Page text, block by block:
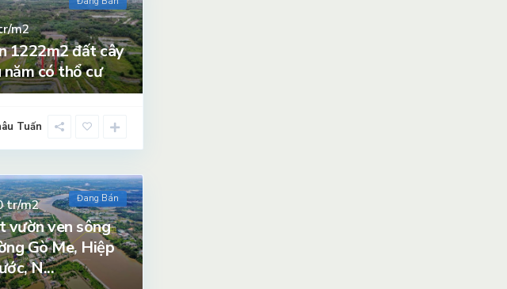
m2
1222m2 đất cây
năm có thổ cư
Tuấn
Đang Bán
tr/m2
vườn ven sông
Gò Me, Hiệp
N...